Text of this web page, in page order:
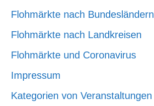
Flohmärkte nach Bundesländern
Flohmärkte nach Landkreisen
Flohmärkte und Coronavirus
Impressum
Kategorien von Veranstaltungen